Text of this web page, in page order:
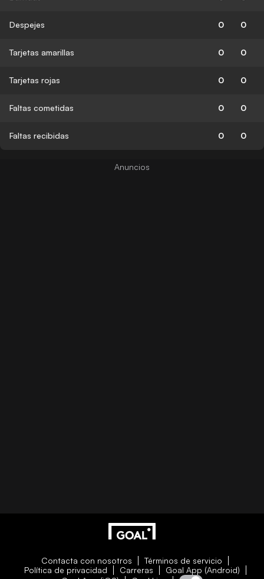
Despejes 0 0
Tarjetas amarillas 0 0
Tarjetas rojas 0 0
Faltas cometidas 0 0
Faltas recibidas 0 0
Contacta con nosotros
Términos de servicio
Política de privacidad
Carreras
Goal App (Android)